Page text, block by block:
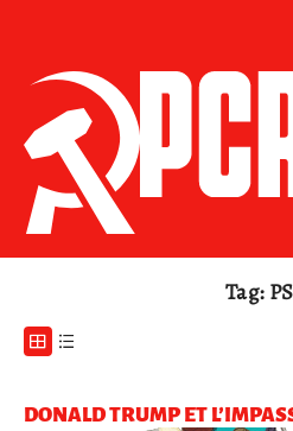
Tag:
DONALD TRUMP ET